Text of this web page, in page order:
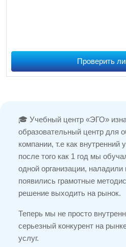
Проверить
🎓 Учебный центр «ЭГО»
образовательный центр для
компании, т.е как
после того как 1 год мы
одной организации,
появились грамотные
решение выходить на рынок.
Теперь мы не просто
серьезный конкурент на
услуг.